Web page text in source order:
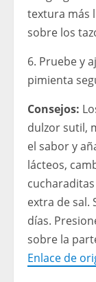
textura más
sobre los
6. Pruebe y
pimienta
Consejos:
dulzor sutil,
el sabor y
lácteos,
extra de sal.
días.
sobre la
Enlace de